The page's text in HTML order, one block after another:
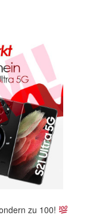
zu 100!